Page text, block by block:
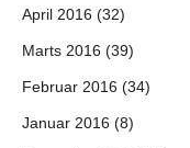
April 2016 (32)
Marts 2016 (39)
Februar 2016 (34)
Januar 2016 (8)